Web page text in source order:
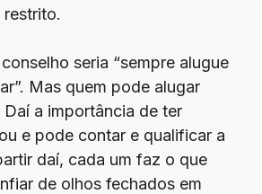
restrito.
seria “sempre alugue
Mas quem pode alugar
a importância de ter
e pode contar e qualificar a
daí, cada um faz o que
de olhos fechados em